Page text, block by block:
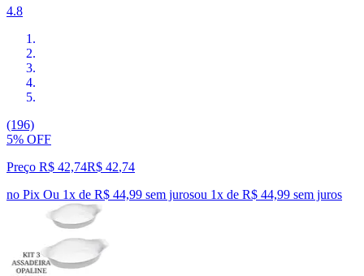
4.8
(196)
5% OFF
Preço R$ 42,74R$ 42,74
no Pix Ou 1x de R$ 44,99 sem jurosou 1x de R$ 44,99 sem juros